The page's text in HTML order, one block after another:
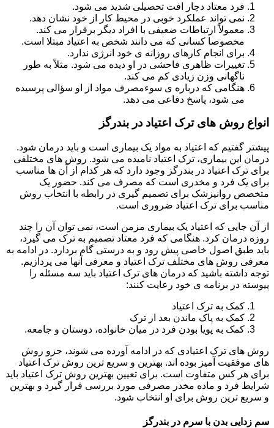
فرد معتاد دچار افت تحصیلی شدید می شود.
نمی تواند عملکرد خوبی در محیط کار از خود نشان دهد.
معمولاً ارتباطات ضعیفی با افراد دیگر برقرار می کند.
مخصوصا کسانی که می دانند شخص به اعتیاد مبتلا است.
برای انجام کارهای روزانه ی خود انرژی ندارد.
تغییرات ظاهری فاحشی در او دیده می شود. مثلاً به طور
ناگهانی وزن زیادی کم می کند.
هنگامی که درباره ی سوءمصرف مواد از او سؤالی پرسیده
می شود، پاسخ دفاعی می دهد.
انواع روش های ترک اعتیاد در بندرگز
پیشتر گفتیم که اعتیاد به مواد یک بیماری است و باید درمان شود.
درمان این بیماری، ترک اعتیاد نامیده می شود. روش های مختلفی
برای ترک اعتیاد در بندرگز وجود دارد که هر کدام از آن ها مناسب
برای یک فرد و مخدری است که مصرف می کند. حضور یک
متخصص روانپزشک برای تصمیم گیری در رابطه با انتخاب روش
مناسب برای ترک اعتیاد ضروری است.
از آن جایی که اعتیاد یک بیماری مزمن است، نمی توان آن را چند
روزه درمان کرد. هنگامی که فرد معتاد تصمیم به ترک می گیرد،
باید طبق اصول خاصی پیش رود و به درستی گام بردارد. در ادامه به
معرفی روش های مختلف ترک اعتیاد و معرفی آنها می پردازیم.
توجه داشته باشید که درمان های ترک اعتیاد باید سه مسئله را
پیوسته در برنامه ی خود رعایت کنند:
کمک به ترک اعتیاد
کمک به پاک ماندن بعد از ترک
کمک به پویا بودن فرد در میان خانواده، دوستان و جامعه.
روش های ترک اعتیادی که در ادامه آورده می شوند، جزو روش
های موفقیت آمیز بوده اند. بهترین و سریع ترین روش ترک اعتیاد
برای هر کس متفاوت است. برای تعیین بهترین روش ترک اعتیاد باید
شرایط فرد و ماده مخدر مصرفی مورد بررسی قرار گیرد و بهترین
و سریع ترین روش برای او انتخاب شود.
سم زدایی بدن با سرم در بندرگز